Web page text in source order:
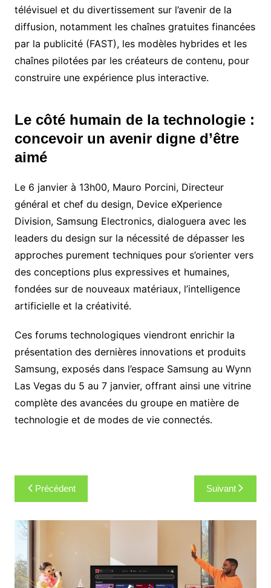
télévisuel et du divertissement sur l’avenir de la
diffusion, notamment les chaînes gratuites financées
par la publicité (FAST), les modèles hybrides et les
chaînes pilotées par les créateurs de contenu, pour
construire une expérience plus interactive.
Le côté humain de la technologie :
concevoir un avenir digne d’être
aimé
Le 6 janvier à 13h00, Mauro Porcini, Directeur
général et chef du design, Device eXperience
Division, Samsung Electronics, dialoguera avec les
leaders du design sur la nécessité de dépasser les
approches purement techniques pour s’orienter vers
des conceptions plus expressives et humaines,
fondées sur de nouveaux matériaux, l’intelligence
artificielle et la créativité.
Ces forums technologiques viendront enrichir la
présentation des dernières innovations et produits
Samsung, exposés dans l’espace Samsung au Wynn
Las Vegas du 5 au 7 janvier, offrant ainsi une vitrine
complète des avancées du groupe en matière de
technologie et de modes de vie connectés.
Navigation
de
l’article
Précédent Suivant